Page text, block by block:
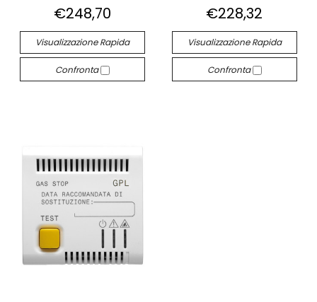
€248,70
Visualizzazione Rapida
Confronta
€228,32
Visualizzazione Rapida
Confronta